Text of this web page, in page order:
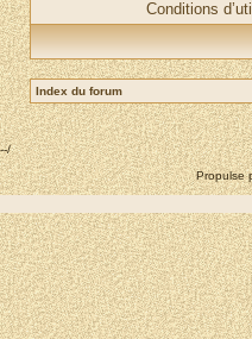
Conditions
Index du forum
--/
Propulse